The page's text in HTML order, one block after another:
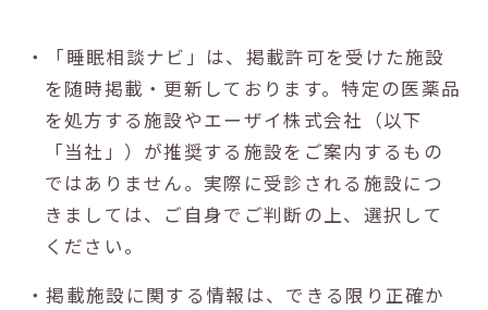
・「睡眠相談ナビ」は、掲載許可を受けた施設
を随時掲載・更新しております。特定の医薬品
を処方する施設やエーザイ株式会社（以下
「当社」）が推奨する施設をご案内するもの
ではありません。実際に受診される施設につ
きましては、ご自身でご判断の上、選択して
ください。
・掲載施設に関する情報は、できる限り正確か